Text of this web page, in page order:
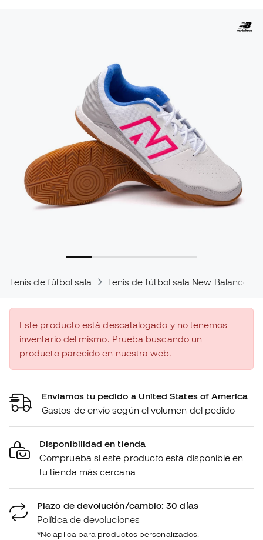
Tenis de fútbol sala Tenis de fútbol sala New Balance
Este producto está descatalogado y no tenemos
inventario del mismo. Prueba buscando un
producto parecido en nuestra web.
Enviamos tu pedido a United States of America
Gastos de envío según el volumen del pedido
Disponibilidad en tienda
Comprueba si este producto está disponible en
tu tienda más cercana
Plazo de devolución/cambio: 30 días
Política de devoluciones
*No aplica para productos personalizados.